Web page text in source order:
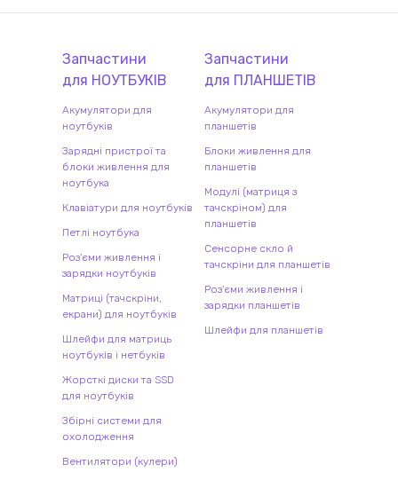
Запчастини
для НОУТБУК ІВ
Акумулятори для
ноутбуків
Зарядні пристрої та
блоки живлення для
ноутбука
Клавіатури для ноутбуків
Петлі ноутбука
Роз'єми живлення і
зарядки ноутбуків
Матриці (тачскріни,
екрани) для ноутбуків
Шлейфи для матриць
ноутбуків і нетбуків
Жорсткі диски та SSD
для ноутбуків
Збірні системи для
охолодження
Вентилятори (кулери)
Запчастини
для ПЛАНШЕТ ІВ
Акумулятори для
планшетів
Блоки живлення для
планшетів
Модулі (матриця з
тачскріном) для
планшетів
Сенсорне скло й
тачскріни для планшетів
Роз'єми живлення і
зарядки планшетів
Шлейфи для планшетів